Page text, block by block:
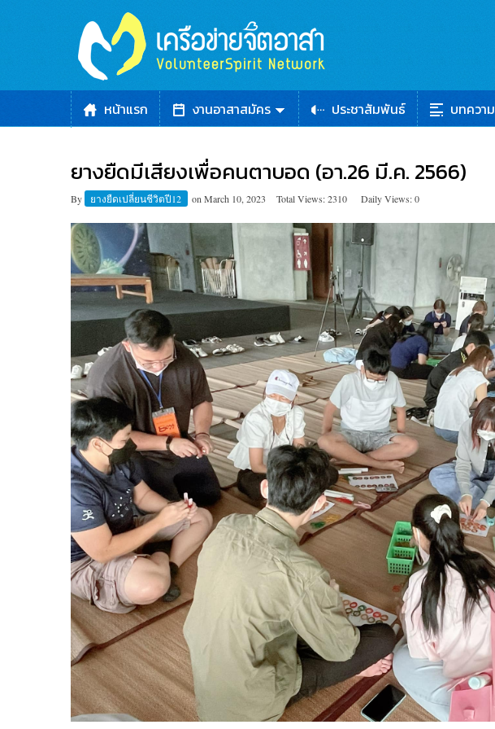
หน้าแรก งานอาสาสมัคร ประชาสัมพันธ์ บทความ
ยางยืดมีเสียงเพื่อคนตาบอด (อา.26 มี.ค. 2566)
By ยางยืดเปลี่ยนชีวิตปี12 on March 10, 2023 Total Views: 2310 Daily Views: 0